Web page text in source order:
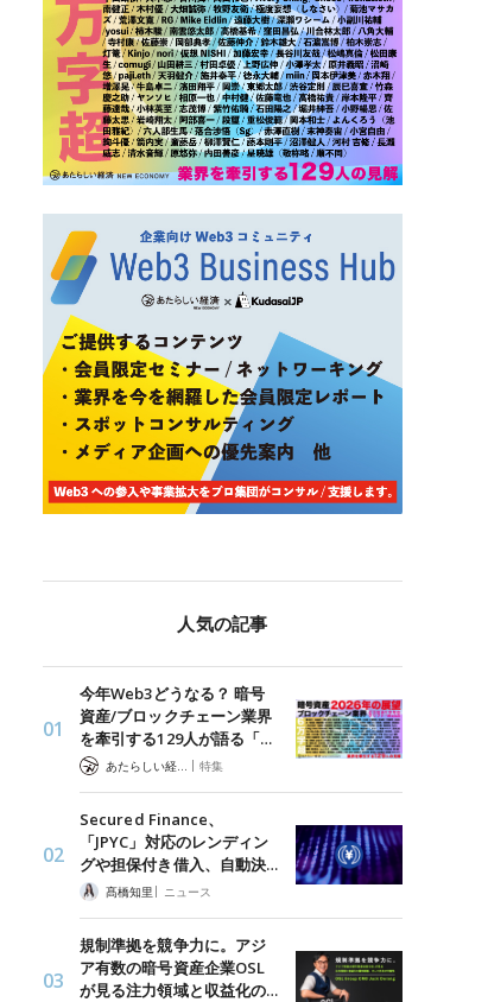
人気の記事
今年Web3どうなる？ 暗号
資産/ブロックチェーン業界
を牽引する129人が語る「…
| 特集
Secured Finance、
「JPYC」対応のレンディン
グや担保付き借入、自動決…
髙橋知里 | ニュース
規制準拠を競争力に。アジ
ア有数の暗号資産企業OSL
が見る注力領域と収益化の…